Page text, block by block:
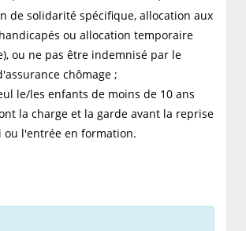
de solidarité spécifique, allocation aux
ou allocation temporaire
ou ne pas être indemnisé par le
chômage ;
le/les enfants de moins de 10 ans
la charge et la garde avant la reprise
ou l'entrée en formation.